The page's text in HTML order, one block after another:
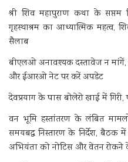
श्री शिव महापुराण कथा के
गृहस्थाश्रम का आध्यात्मिक महत्व,
सैलाब
बीएलओ अनावश्यक दस्तावेज न
और ईआरओ नेट पर करें अपडेट
देवप्रयाग के पास बोलेरो खाई में
वन भूमि हस्तांतरण के लंबित
समयबद्ध निस्तारण के निर्देश, बैठक
अभियंता को नोटिस और वेतन